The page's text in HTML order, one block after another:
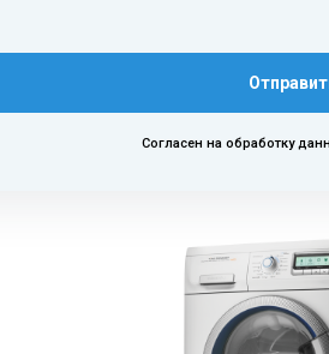
Согласен на обработку